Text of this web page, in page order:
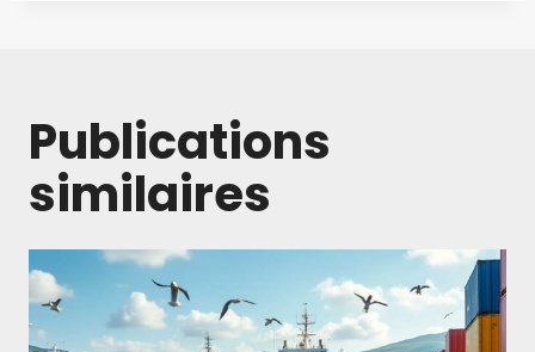
Publications
similaires